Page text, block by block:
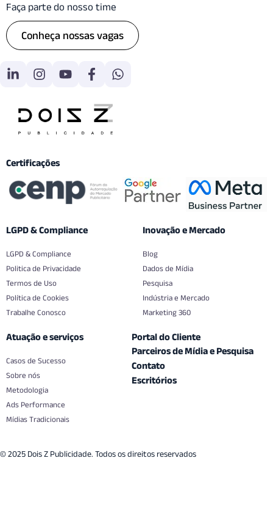
Faça parte do nosso time
Conheça nossas vagas
Certificações
LGPD & Compliance
LGPD & Compliance
Politica de Privacidade
Termos de Uso
Política de Cookies
Trabalhe Conosco
Inovação e Mercado
Blog
Dados de Mídia
Pesquisa
Indústria e Mercado
Marketing 360
Atuação e serviços
Casos de Sucesso
Sobre nós
Metodologia
Ads Performance
Mídias Tradicionais
Portal do Cliente
Parceiros de Mídia e Pesquisa
Contato
Escritórios
© 2025 Dois Z Publicidade. Todos os direitos reservados